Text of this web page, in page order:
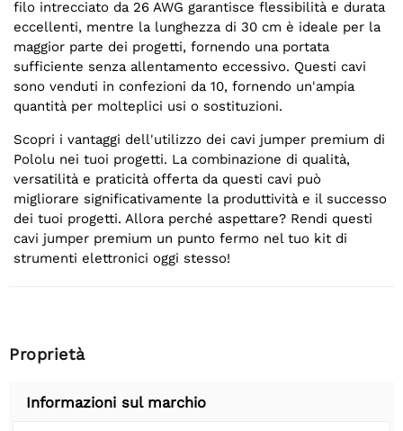
filo intrecciato da 26 AWG garantisce flessibilità e durata
eccellenti, mentre la lunghezza di 30 cm è ideale per la
maggior parte dei progetti, fornendo una portata
sufficiente senza allentamento eccessivo. Questi cavi
sono venduti in confezioni da 10, fornendo un'ampia
quantità per molteplici usi o sostituzioni.
Scopri i vantaggi dell'utilizzo dei cavi jumper premium di
Pololu nei tuoi progetti. La combinazione di qualità,
versatilità e praticità offerta da questi cavi può
migliorare significativamente la produttività e il successo
dei tuoi progetti. Allora perché aspettare? Rendi questi
cavi jumper premium un punto fermo nel tuo kit di
strumenti elettronici oggi stesso!
Proprietà
Informazioni sul marchio